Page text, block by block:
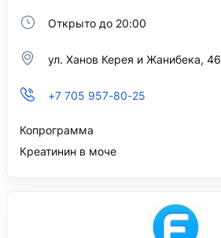
Открыто до 20:00
ул. Ханов Керея и Жанибека, 46
+7 705 957-80-25
Копрограмма
Креатинин в моче